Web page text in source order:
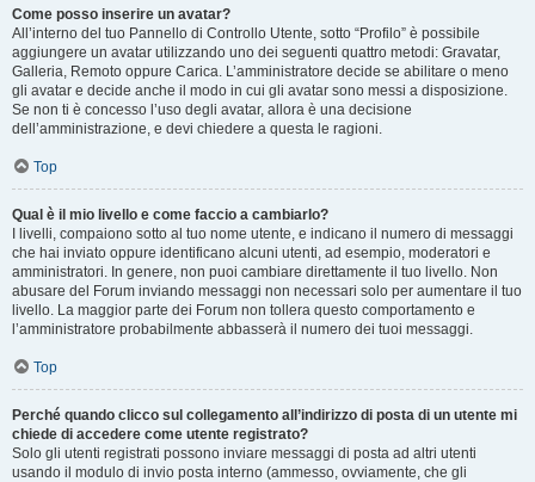
Come posso inserire un avatar?
All’interno del tuo Pannello di Controllo Utente, sotto “Profilo” è possibile
aggiungere un avatar utilizzando uno dei seguenti quattro metodi: Gravatar,
Galleria, Remoto oppure Carica. L’amministratore decide se abilitare o meno
gli avatar e decide anche il modo in cui gli avatar sono messi a disposizione.
Se non ti è concesso l’uso degli avatar, allora è una decisione
dell’amministrazione, e devi chiedere a questa le ragioni.
Top
Qual è il mio livello e come faccio a cambiarlo?
I livelli, compaiono sotto al tuo nome utente, e indicano il numero di messaggi
che hai inviato oppure identificano alcuni utenti, ad esempio, moderatori e
amministratori. In genere, non puoi cambiare direttamente il tuo livello. Non
abusare del Forum inviando messaggi non necessari solo per aumentare il tuo
livello. La maggior parte dei Forum non tollera questo comportamento e
l’amministratore probabilmente abbasserà il numero dei tuoi messaggi.
Top
Perché quando clicco sul collegamento all’indirizzo di posta di un utente mi
chiede di accedere come utente registrato?
Solo gli utenti registrati possono inviare messaggi di posta ad altri utenti
usando il modulo di invio posta interno (ammesso, ovviamente, che gli